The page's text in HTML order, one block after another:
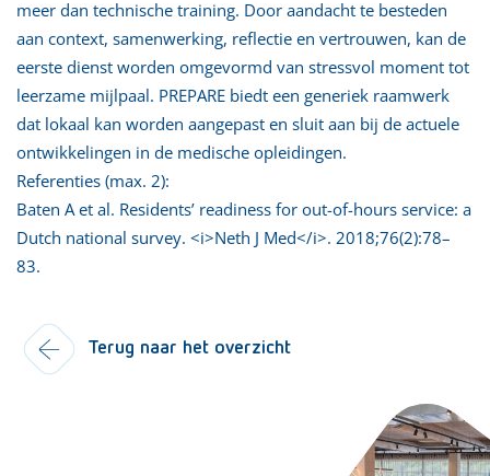
meer dan technische training. Door aandacht te besteden
aan context, samenwerking, reflectie en vertrouwen, kan de
eerste dienst worden omgevormd van stressvol moment tot
leerzame mijlpaal. PREPARE biedt een generiek raamwerk
dat lokaal kan worden aangepast en sluit aan bij de actuele
ontwikkelingen in de medische opleidingen.
Referenties (max. 2):
Baten A et al. Residents’ readiness for out-of-hours service: a
Dutch national survey. <i>Neth J Med</i>. 2018;76(2):78–
83.
Terug naar het overzicht